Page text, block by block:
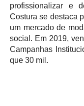
profissionalizar e
Costura se destaca
um mercado de
social. Em 2019,
Campanhas
que 30 mil.